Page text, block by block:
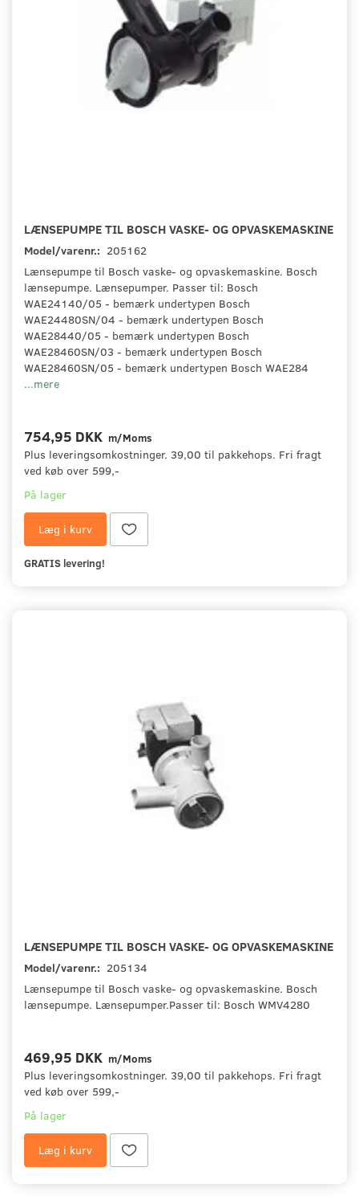
LÆNSEPUMPE TIL BOSCH VASKE- OG OPVASKEMASKINE
Model/varenr.: 205162
Lænsepumpe til Bosch vaske- og opvaskemaskine. Bosch
lænsepumpe. Lænsepumper. Passer til: Bosch
WAE24140/05 - bemærk undertypen Bosch
WAE24480SN/04 - bemærk undertypen Bosch
WAE28440/05 - bemærk undertypen Bosch
WAE28460SN/03 - bemærk undertypen Bosch
WAE28460SN/05 - bemærk undertypen Bosch WAE284
...mere
754,95 DKK m/Moms
Plus leveringsomkostninger. 39,00 til pakkehops. Fri fragt
ved køb over 599,-
På lager
Læg i kurv
GRATIS levering!
LÆNSEPUMPE TIL BOSCH VASKE- OG OPVASKEMASKINE
Model/varenr.: 205134
Lænsepumpe til Bosch vaske- og opvaskemaskine. Bosch
lænsepumpe. Lænsepumper.Passer til: Bosch WMV4280
469,95 DKK m/Moms
Plus leveringsomkostninger. 39,00 til pakkehops. Fri fragt
ved køb over 599,-
På lager
Læg i kurv